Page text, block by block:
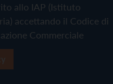
allo IAP (Istituto
accettando il Codice di
Commerciale